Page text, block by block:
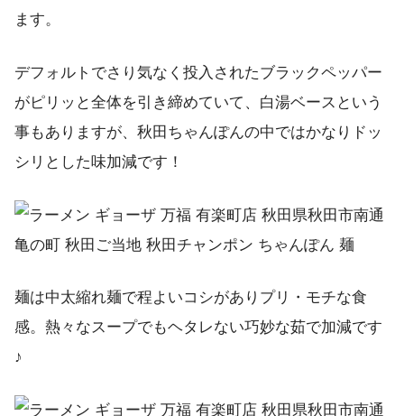
ます。
デフォルトでさり気なく投入されたブラックペッパー
がピリッと全体を引き締めていて、白湯ベースという
事もありますが、秋田ちゃんぽんの中ではかなりドッ
シリとした味加減です！
麺は中太縮れ麺で程よいコシがありプリ・モチな食
感。熱々なスープでもヘタレない巧妙な茹で加減です
♪